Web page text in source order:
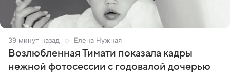
39 минут назад Елена Нужная
Возлюбленная Тимати показала кадры
нежной фотосессии с годовалой дочерью